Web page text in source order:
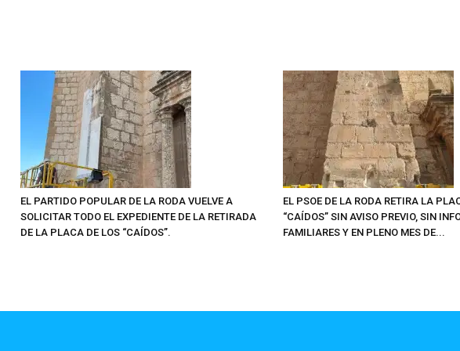
EL PARTIDO POPULAR DE LA RODA VUELVE A
SOLICITAR TODO EL EXPEDIENTE DE LA RETIRADA
DE LA PLACA DE LOS “CAÍDOS”.
EL PSOE DE LA RODA RETIRA LA
“CAÍDOS” SIN AVISO PREVIO, SIN
FAMILIARES Y EN PLENO MES DE...